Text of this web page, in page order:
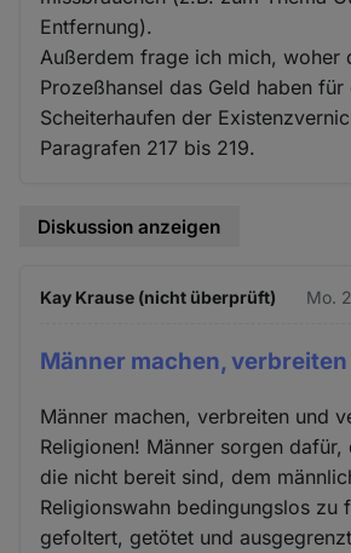
Entfernung).
Außerdem frage ich mich, woher
Prozeßhansel das Geld haben
Scheiterhaufen der
Paragrafen 217 bis 219.
Diskussion anzeigen
Kay Krause (nicht überprüft) Mo.
Männer machen,
Männer machen, verbreiten und
Religionen! Männer sorgen dafür,
die nicht bereit sind, dem
Religionswahn bedingungslos zu
gefoltert, getötet und